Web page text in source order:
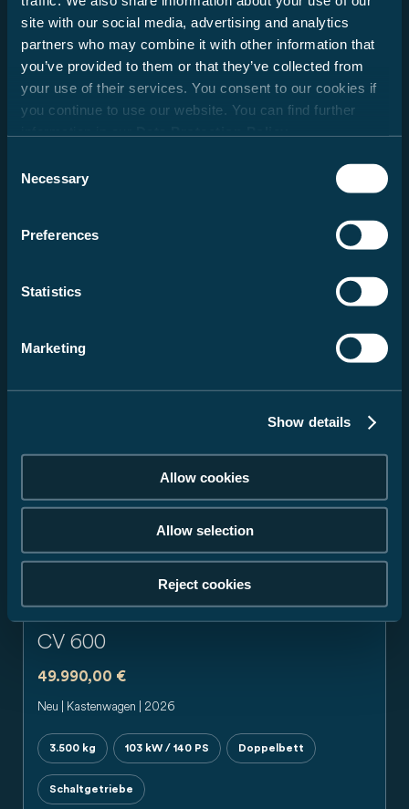
site with our social media, advertising and analytics
partners who may combine it with other information that
you’ve provided to them or that they’ve collected from
your use of their services. You consent to our cookies if
you continue to use our website. You can find further
Selection
Necessary
Preferences
Statistics
Marketing
Show details
Allow cookies
Allow selection
Reject cookies
Previous
49.900,00 €
Schaltgetriebe
68309 Mannheim
CV 600
49.990,00 €
Neu | Kastenwagen | 2026
3.500 kg 103 kW / 140 PS Doppelbett
Schaltgetriebe